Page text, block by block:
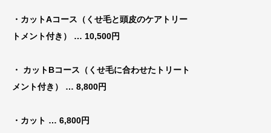
・カットAコース（くせ毛と頭皮のケアトリー
トメント付き） … 10,500円
・ カットBコース（くせ毛に合わせたトリート
メント付き）
… 8,800円
・カット … 6,800円